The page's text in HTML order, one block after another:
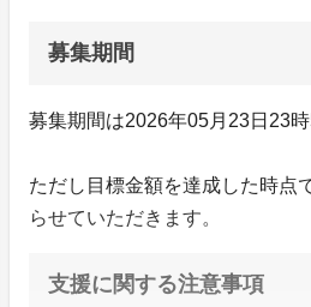
募集期間
募集期間は2026年05月23日23
ただし目標金額を達成した時点
らせていただきます。
支援に関する注意事項